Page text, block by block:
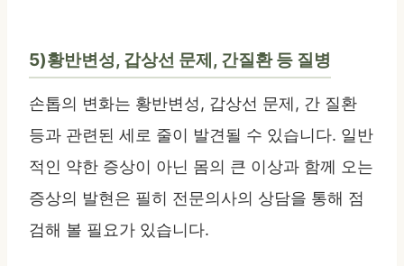
5)황반변성, 갑상선 문제, 간질환 등 질병
손톱의 변화는 황반변성, 갑상선 문제, 간 질환
등과 관련된 세로 줄이 발견될 수 있습니다. 일반
적인 약한 증상이 아닌 몸의 큰 이상과 함께 오는
증상의 발현은 필히 전문의사의 상담을 통해 점
검해 볼 필요가 있습니다.